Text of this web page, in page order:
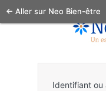
Identifiant ou
← Aller sur Neo Bien-être